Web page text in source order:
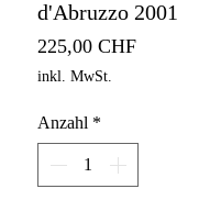
d'Abruzzo 2001
225,00 CHFPreis
inkl. MwSt.
Anzahl *